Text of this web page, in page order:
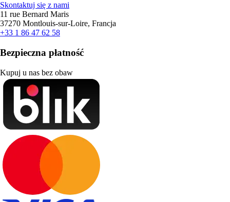
Skontaktuj się z nami
11 rue Bernard Maris
37270 Montlouis-sur-Loire, Francja
+33 1 86 47 62 58
Bezpieczna płatność
Kupuj u nas bez obaw